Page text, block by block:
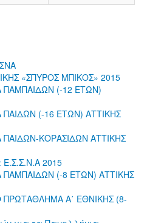
«ΣΠΥΡΟΣ ΜΠΙΚΟΣ» 2015
(-12 ΕΤΩΝ)
(-16 ΕΤΩΝ) ΑΤΤΙΚΗΣ
ΚΟΡΑΣΙΔΩΝ ΑΤΤΙΚΗΣ
2015
(-8 ΕΤΩΝ) ΑΤΤΙΚΗΣ
ΠΡΩΤΑΘΛΗΜΑ Α΄ ΕΘΝΙΚΗΣ (8-